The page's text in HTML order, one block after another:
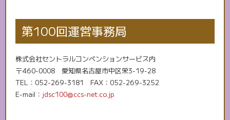
第100回運営事務局
株式会社セントラルコンベンションサービス内
〒460-0008 愛知県名古屋市中区栄3-19-28
TEL：052-269-3181 FAX：052-269-3252
E-mail： jdsc100@ccs-net.co.jp